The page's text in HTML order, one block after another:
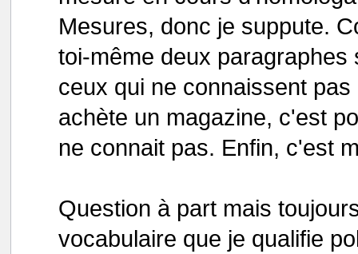
Mesures, donc je suppute.
toi-même deux
ceux qui ne connaissent
achète un magazine, c'est
ne connait pas. Enfin, c'est
Question à part mais
vocabulaire que je qualifie